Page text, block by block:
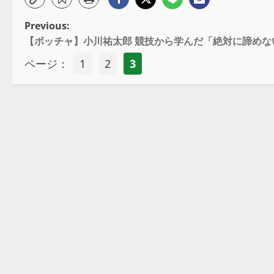
Previous:
【ボッチャ】小川祐太郎 競技から学んだ「絶対に諦め
ページ： 1 2 3